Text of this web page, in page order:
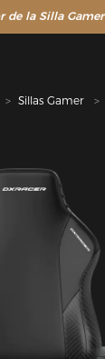
de la Silla Gamer
Sillas Gamer